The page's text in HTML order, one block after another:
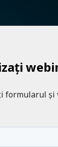
formularul